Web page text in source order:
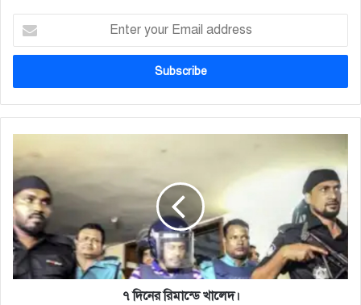
your
Email
দিনের
রিমান্ডে
খালেদ।
৭ দিনের রিমান্ডে খালেদ।